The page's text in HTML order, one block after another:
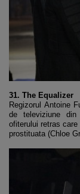
31. The Equalizer
Regizorul Antoine
de televiziune din
ofiterului retras
prostituata (Chloe